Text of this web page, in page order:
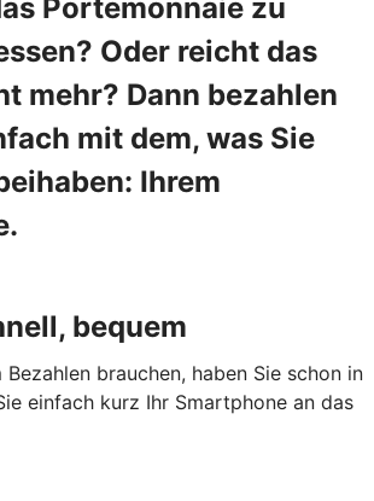
Portemonnaie zu
Oder reicht das
mehr? Dann bezahlen
mit dem, was Sie
Ihrem
bequem
Bezahlen brauchen, haben Sie schon in
einfach kurz Ihr Smartphone an das